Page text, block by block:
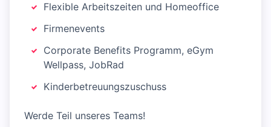
Flexible Arbeitszeiten und Homeoffice
Firmenevents
Corporate Benefits Programm, eGym
Wellpass, JobRad
Kinderbetreuungszuschuss
Werde Teil unseres Teams!